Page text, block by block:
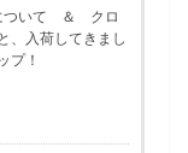
ついて ＆ クロ
、入荷してきまし
プ！